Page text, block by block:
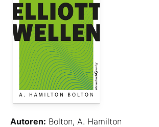
Autoren: Bolton, A. Hamilton